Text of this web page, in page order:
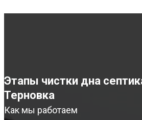
Этапы чистки дна
Терновка
Как мы работаем